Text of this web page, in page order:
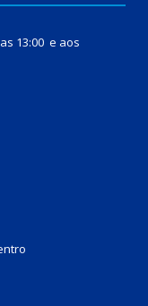
13:00 e aos